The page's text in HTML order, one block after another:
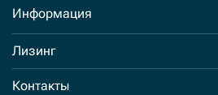
Информация
Лизинг
Контакты